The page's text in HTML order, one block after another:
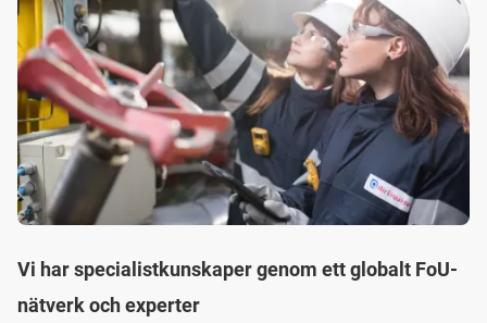
Vi har specialistkunskaper genom ett globalt FoU-
nätverk och experter